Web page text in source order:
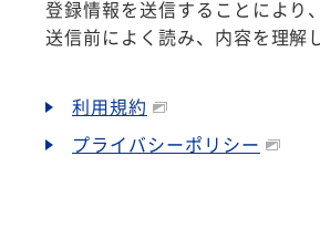
登録情報を送信することにより
送信前によく読み、内容を理解
利用規約
プライバシーポリシー